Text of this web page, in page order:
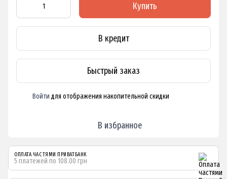
Купить
В кредит
Быстрый заказ
Войти для отображения накопительной скидки
В избранное
ОПЛАТА ЧАСТЯМИ ПРИВАТБАНК
5 платежей по 108.00 грн